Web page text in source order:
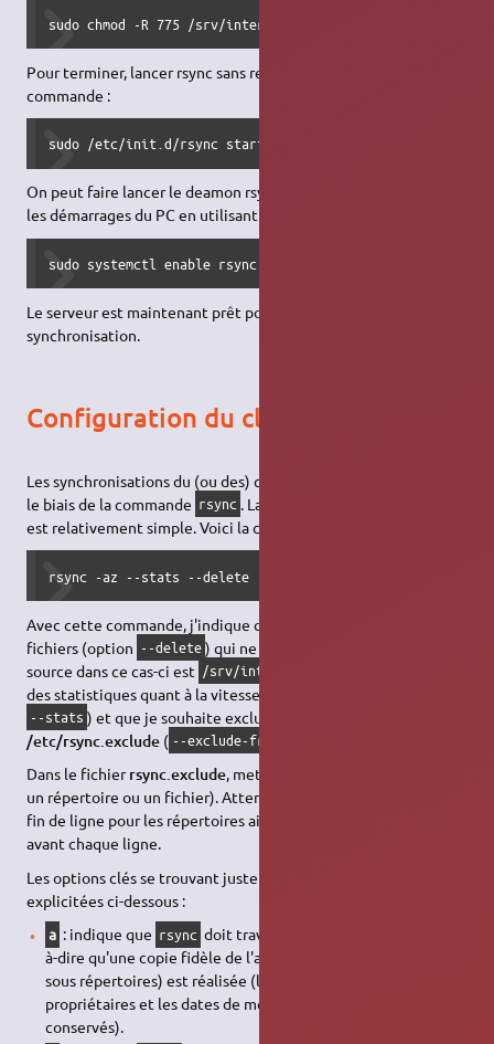
sudo chmod -R 775 /srv/intern
Pour terminer, lancer rsync sans redémarrage avec la
commande :
sudo /etc/init.d/rsync start
On peut faire lancer le deamon rsync automatiquement à tous
les démarrages du PC en utilisant la commande suivante :
sudo systemctl enable rsync.service
Le serveur est maintenant prêt pour recevoir les requêtes de
synchronisation.
Configuration du client
Les synchronisations du (ou des) client(s) peuvent se faire par
le biais de la commande rsync . La syntaxe de cette dernière
est relativement simple. Voici la commande que j'utilise :
rsync -az --stats --delete --force --ignore-errors --
Avec cette commande, j'indique que je souhaite supprimer les
fichiers (option ​--delete ) qui ne sont plus sur la source (la
source dans ce cas-ci est /srv/intern
des statistiques quant à la vitesse de transfert (option
​--stats ) et que je souhaite exclure les fichiers listés dans
/etc/rsync.exclude ( ​--exclude-from
Dans le fichierrsync.exclude, mettre un chemin par ligne (vers
un répertoire ou un fichier). Attention, ne pas oublier les
fin de ligne pour les répertoires ainsi que "- " (moins espace)
avant chaque ligne.
Les options clés se trouvant juste après la commande sont
explicitées ci-dessous :
a : indique que rsync doit travailler en mode
à-dire qu'une copie fidèle de l'arborescence (et donc des
sous répertoires) est réalisée (les permissions, les
propriétaires et les dates de modification des fichiers sont
conservés).